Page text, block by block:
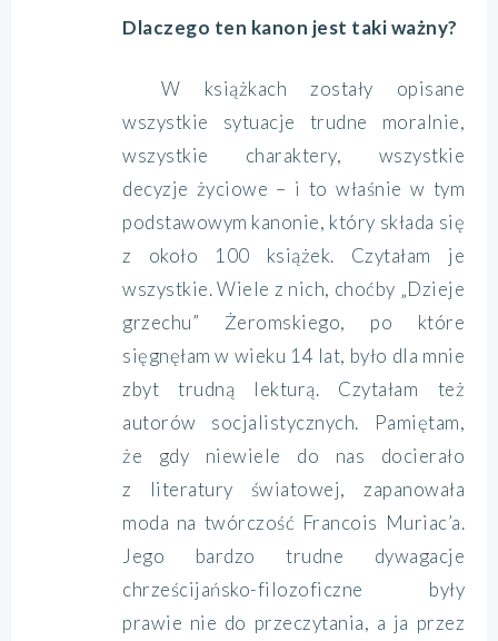
Dlaczego ten kanon jest taki ważny?
W książkach zostały opisane
wszystkie sytuacje trudne moralnie,
wszystkie charaktery, wszystkie
decyzje życiowe – i to właśnie w tym
podstawowym kanonie, który składa się
z około 100 książek. Czytałam je
wszystkie. Wiele z nich, choćby „Dzieje
grzechu” Żeromskiego, po które
sięgnęłam w wieku 14 lat, było dla mnie
zbyt trudną lekturą. Czytałam też
autorów socjalistycznych. Pamiętam,
że gdy niewiele do nas docierało
z literatury światowej, zapanowała
moda na twórczość Francois Muriac’a.
Jego bardzo trudne dywagacje
chrześcijańsko-filozoficzne były
prawie nie do przeczytania, a ja przez